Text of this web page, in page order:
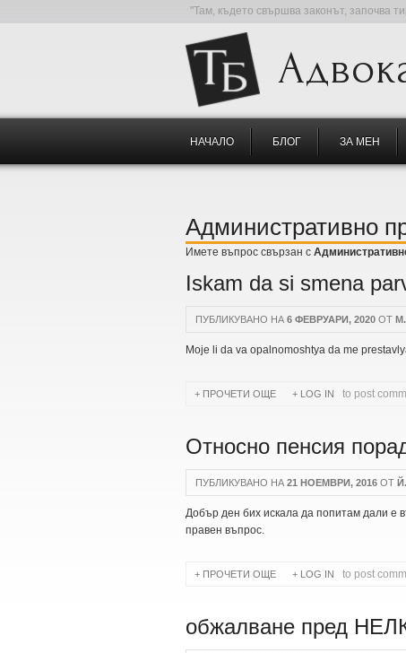
"Там, където свършва законът, започва
НАЧАЛО БЛОГ ЗА МЕН
Административно
Имете въпрос свързан с
Iskam da si smena
ПУБЛИКУВАНО НА 6 ФЕВРУАРИ, 2020 ОТ
Moje li da va opalnomoshtya da me
ПРОЧЕТИ ОЩЕ ABOUT ISKAM DA SI
LOG IN to post
Относно пенсия
ПУБЛИКУВАНО НА 21 НОЕМВРИ, 2016 ОТ
Добър ден бих искала да попитам дали е
правен въпрос.
ПРОЧЕТИ ОЩЕ ABOUT ОТНОСНО
LOG IN to post
обжалване пред